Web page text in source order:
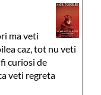
ma veti
caz, tot nu veti
curiosi de
veti regreta